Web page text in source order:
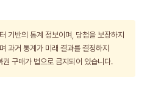
기반의 통계 정보이며, 당첨을 보장하지
과거 통계가 미래 결과를 결정하지
구매가 법으로 금지되어 있습니다.